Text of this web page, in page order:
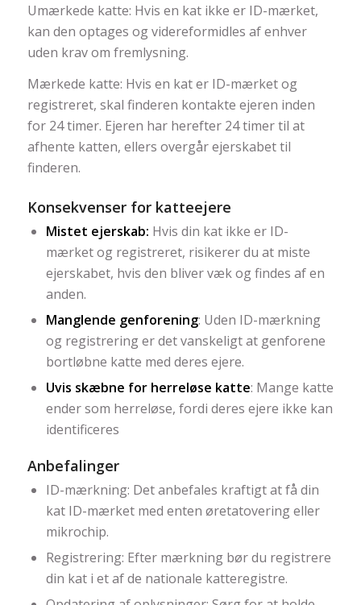
Umærkede katte: Hvis en kat ikke er ID-mærket,
kan den optages og videreformidles af enhver
uden krav om fremlysning.
Mærkede katte: Hvis en kat er ID-mærket og
registreret, skal finderen kontakte ejeren inden
for 24 timer. Ejeren har herefter 24 timer til at
afhente katten, ellers overgår ejerskabet til
finderen.
Konsekvenser for katteejere
Mistet ejerskab: Hvis din kat ikke er ID-
mærket og registreret, risikerer du at miste
ejerskabet, hvis den bliver væk og findes af en
anden.
Manglende genforening: Uden ID-mærkning
og registrering er det vanskeligt at genforene
bortløbne katte med deres ejere.
Uvis skæbne for herreløse katte: Mange katte
ender som herreløse, fordi deres ejere ikke kan
identificeres
Anbefalinger
ID-mærkning: Det anbefales kraftigt at få din
kat ID-mærket med enten øretatovering eller
mikrochip.
Registrering: Efter mærkning bør du registrere
din kat i et af de nationale katteregistre.